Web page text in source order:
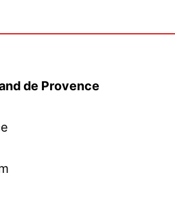
de Provence